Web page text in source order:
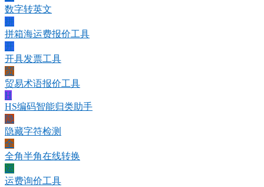
数字转英文
拼
拼箱海运费报价工具
开
开具发票工具
贸
贸易术语报价工具
H
HS编码智能归类助手
隐
隐藏字符检测
全
全角半角在线转换
运
运费询价工具